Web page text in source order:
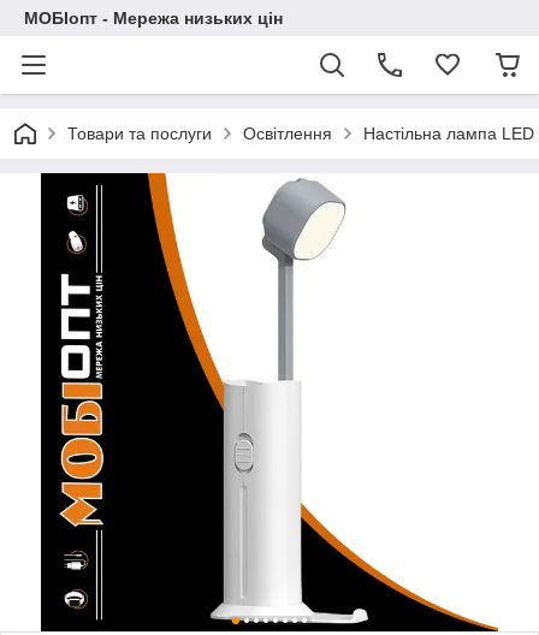
МОБІопт - Мережа низьких цін
Товари та послуги Освітлення Настільна лампа